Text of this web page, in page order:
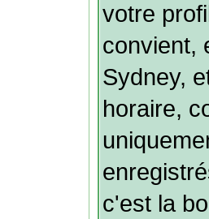
votre
convient,
Sydney,
horaire,
c'est la